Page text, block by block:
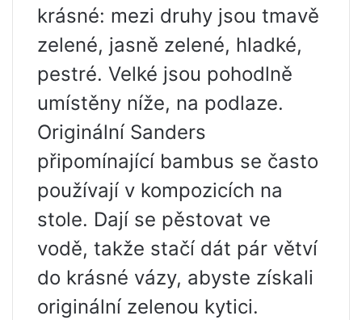
krásné: mezi druhy jsou tmavě
zelené, jasně zelené, hladké,
pestré. Velké jsou pohodlně
umístěny níže, na podlaze.
Originální Sanders
připomínající bambus se často
používají v kompozicích na
stole. Dají se pěstovat ve
vodě, takže stačí dát pár větví
do krásné vázy, abyste získali
originální zelenou kytici.